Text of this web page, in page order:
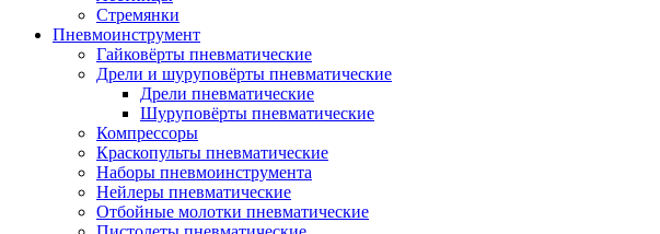
Стремянки
Пневмоинструмент
Гайковёрты пневматические
Дрели и шуруповёрты пневматические
Дрели пневматические
Шуруповёрты пневматические
Компрессоры
Краскопульты пневматические
Наборы пневмоинструмента
Нейлеры пневматические
Отбойные молотки пневматические